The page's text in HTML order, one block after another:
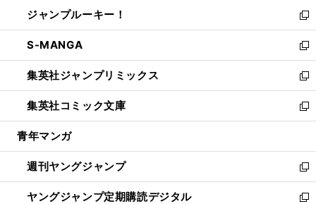
く
で
開
く
ド
ウ
で
開
く
ィ
ン
ド
ウ
で
開
く
い
ウ
ィ
ン
ド
ウ
で
開
ジャンプルーキー！
新
し
い
ウ
ィ
ン
ド
ウ
開
く
S-MANGA
新
し
い
ウ
ィ
ン
ウ
で
開
く
集英社ジャンプリミックス
新
し
い
ウ
ン
ド
ウ
で
集英社コミック文庫
新
し
ウ
ィ
ン
ド
青年マンガ
週刊ヤングジャンプ
新
し
い
ヤングジャンプ定期購読デジタル
新